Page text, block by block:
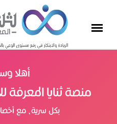
أهلا
منصة ثنايا المعرفة
بكل سرية، مع